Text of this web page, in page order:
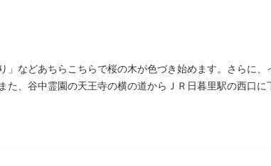
」などあちらこちらで桜の木が色づき始めます。さらに
た、谷中霊園の天王寺の横の道からＪＲ日暮里駅の西口に